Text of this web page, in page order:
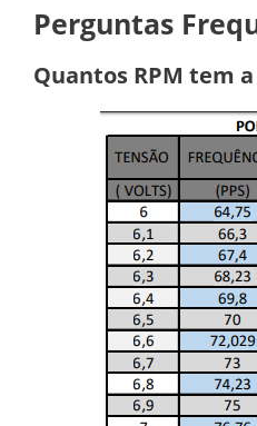
Perguntas
Quantos RPM tem a